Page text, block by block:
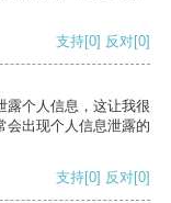
支持[0] 反对[0]
露个人信息，这让我很
会出现个人信息泄露的
支持[0] 反对[0]